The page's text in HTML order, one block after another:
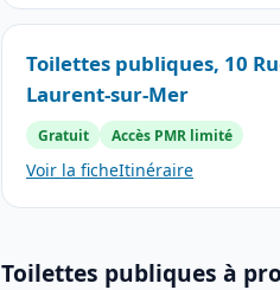
Toilettes publiques, 10
Laurent-sur-Mer
Gratuit Accès PMR limité
Voir la ficheItinéraire
Toilettes publiques à